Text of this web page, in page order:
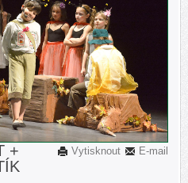
E-mail
Vytisknout
+